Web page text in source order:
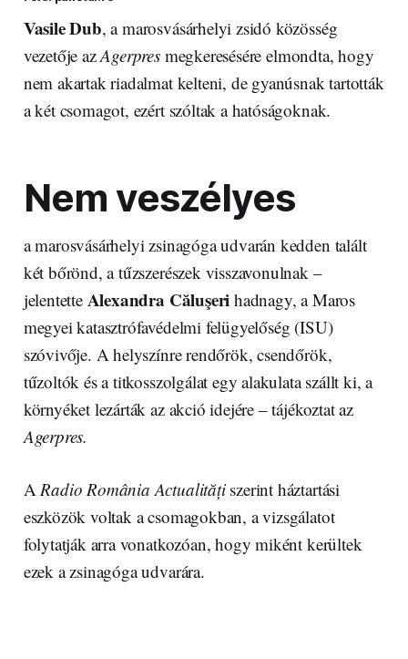
Vasile Dub, a marosvásárhelyi zsidó közösség
vezetője azAgerpresmegkeresésére elmondta, hogy
nem akartak riadalmat kelteni, de gyanúsnak tartották
a két csomagot, ezért szóltak a hatóságoknak.
Nem veszélyes
a marosvásárhelyi zsinagóga udvarán kedden talált
két bőrönd, a tűzszerészek visszavonulnak –
jelentette Alexandra Căluşeri hadnagy, a Maros
megyei katasztrófavédelmi felügyelőség (ISU)
szóvivője. A helyszínre rendőrök, csendőrök,
tűzoltók és a titkosszolgálat egy alakulata szállt ki, a
környéket lezárták az akció idejére – tájékoztat az
Agerpres.
A Radio România Actualitățiszerint háztartási
eszközök voltak a csomagokban, a vizsgálatot
folytatják arra vonatkozóan, hogy miként kerültek
ezek a zsinagóga udvarára.